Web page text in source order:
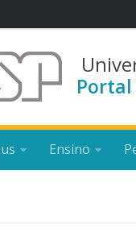
Portal
Ensino